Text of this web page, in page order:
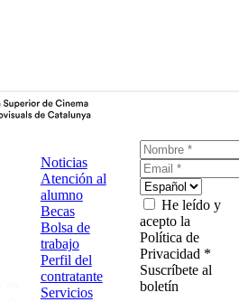
Noticias
Atención al
alumno
Becas
Bolsa de
trabajo
Perfil del
contratante
Servicios
He leído y
acepto la
Política de
Privacidad *
Suscríbete al
boletín